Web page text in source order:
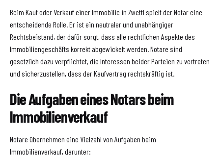
Beim Kauf oder Verkauf einer Immobilie in Zwettl spielt der Notar eine
entscheidende Rolle. Er ist ein neutraler und unabhängiger
Rechtsbeistand, der dafür sorgt, dass alle rechtlichen Aspekte des
Immobiliengeschäfts korrekt abgewickelt werden. Notare sind
gesetzlich dazu verpflichtet, die Interessen beider Parteien zu vertreten
und sicherzustellen, dass der Kaufvertrag rechtskräftig ist.
Die Aufgaben eines Notars beim
Immobilienverkauf
Notare übernehmen eine Vielzahl von Aufgaben beim
Immobilienverkauf, darunter: